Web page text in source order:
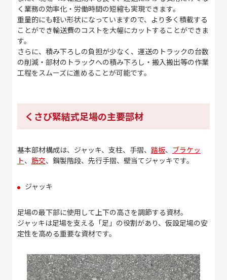
く業務の効率化・労働時間の短縮も実現できます。
重量的にも軽い形状になっていますので、より多く積載する
ことができ輸送費のコストを大幅にカットすることができま
す。
さらに、積み下ろしの負担が少なく、運送のトラックの台数
の削減・部材のトラックへの積み下ろし・搬入搬出等の作業
工程をスムーズに進めることが可能です。
くさび緊結式足場の主要部材
基本部材構成は、ジャッキ、支柱、手摺、 踏板、 ブラケッ
ト、 筋交、鋼製階段、先行手摺、壁当てジャッキです。
ジャッキ
足場の最下部に使用して上下の高さを調節する資材。
ジャッキは足場を支える「足」の役割があり、仮設足場の安
定性を高める重要な資材です。